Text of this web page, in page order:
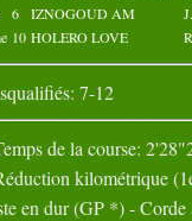
6 IZNOGOUD AM
10 HOLERO LOVE
7-12
de la course:
kilométrique
en dur (GP *) - Corde